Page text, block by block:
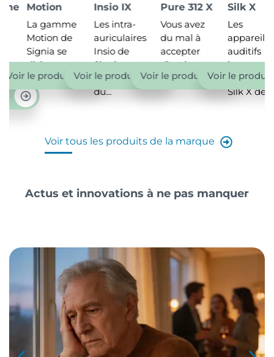
Motion
La gamme
Motion de
Signia se
divise...
le produit
Insio IX
Les intra-
auriculaires
Insio de
Signia
bénéficient
du...
Voir le produit
Pure 312 X
Vous avez
du mal à
accepter
d’avoir...
Voir le produit
Silk X
appareils
auditifs
intra-
auriculaires
Silk X de...
Voir le produit
Voir tous les produits de la marque
Actus et innovations à ne pas manquer